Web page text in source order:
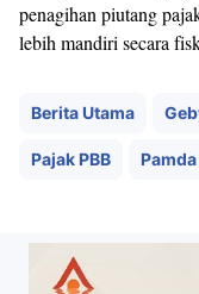
penagihan piutang
lebih mandiri secara
Berita Utama
Pajak PBB